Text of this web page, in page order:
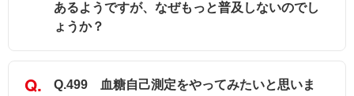
あるようですが、なぜもっと普及しないのでし
ょうか？
Q.499 血糖自己測定をやってみたいと思いま